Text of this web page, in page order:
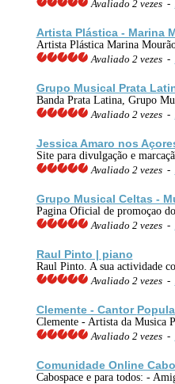
Avaliado 2 vezes -
Artista Plástica - Marina
Artista Plástica Marina
Avaliado 2 vezes -
Grupo Musical Prata
Banda Prata Latina, Grupo
Avaliado 2 vezes -
Jessica Amaro nos
Site para divulgação e
Avaliado 2 vezes -
Grupo Musical Celtas -
Pagina Oficial de promoçao
Avaliado 2 vezes -
Raul Pinto | piano
Raul Pinto. A sua actividade
Avaliado 2 vezes -
Clemente - Cantor Pop
Clemente - Artista da Musica
Avaliado 2 vezes -
Comunidade Online
Cabospace e para todos: -